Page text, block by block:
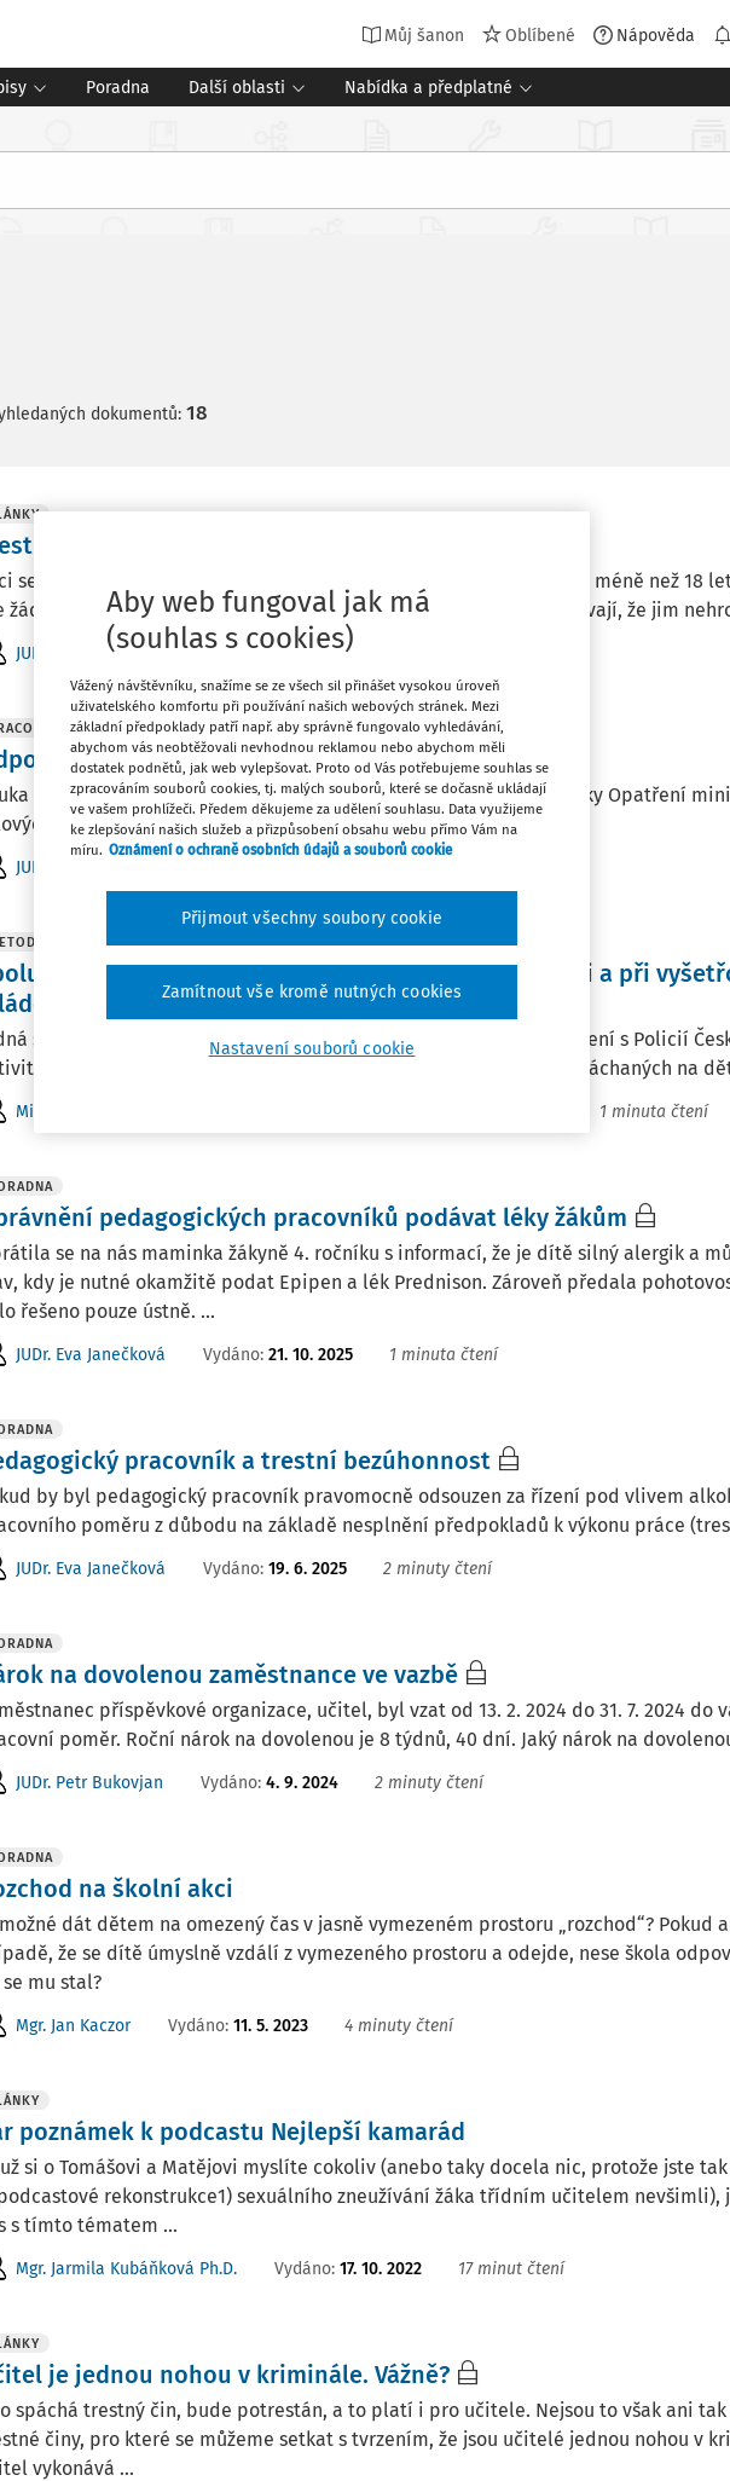
Můj šanon Oblíbené Nápověda
Poradna Další oblasti Nabídka a předplatné
dokumentů: 18
odpovědnost žáků
se často domnívají, že v případě, že jim je sice více než 15 let, ale méně než 18
žádný větší trest jim nehrozí. Žáci mladší 15 let se dokonce domnívají, že jim
JUDr. Eva Janečková Vydáno:22. 4. 2026
SITUACE
školy při výuce plavání
plavání je ve školách povinná s účinností od 1. září 2017, a to díky Opatření
ze dne 5. května 2017, č. j. MSMT-7019/2017.
JUDr. Eva Janečková
POKYNY
škol a školských zařízení s PČR při prevenci a při
a kriminality páchané na dětech a mládeži
se o metodické doporučení ke spolupráci škol a školských zařízení s Policií
a při vyšetřování protiprávních činů dětí a trestných činů páchaných na
Ministerstvo školství, mládeže a tělovýchovy ČR 1 minuta čtení
pedagogických pracovníků podávat léky žákům
se na nás maminka žákyně 4. ročníku s informací, že je dítě silný alergik a
kdy je nutné okamžitě podat Epipen a lék Prednison. Zároveň předala
řešeno pouze ústně. ...
JUDr. Eva Janečková Vydáno: 21. 10. 2025 1 minuta čtení
pracovník a trestní bezúhonnost
by byl pedagogický pracovník pravomocně odsouzen za řízení pod vlivem
poměru z důbodu na základě nesplnění předpokladů k výkonu práce
JUDr. Eva Janečková Vydáno: 19. 6. 2025 2 minuty čtení
na dovolenou zaměstnance ve vazbě
příspěvkové organizace, učitel, byl vzat od 13. 2. 2024 do 31. 7. 2024 do
poměr. Roční nárok na dovolenou je 8 týdnů, 40 dní. Jaký nárok na
JUDr. Petr Bukovjan Vydáno: 4. 9. 2024 2 minuty čtení
na školní akci
dát dětem na omezený čas v jasně vymezeném prostoru „rozchod“? Pokud
že se dítě úmyslně vzdálí z vymezeného prostoru a odejde, nese škola
mu stal?
Mgr. Jan Kaczor Vydáno: 11. 5. 2023 4 minuty čtení
poznámek k podcastu Nejlepší kamarád
si o Tomášovi a Matějovi myslíte cokoliv (anebo taky docela nic, protože jste
rekonstrukce1) sexuálního zneužívání žáka třídním učitelem nevšimli),
s tímto tématem ...
Mgr. Jarmila Kubáňková Ph.D. Vydáno: 17. 10. 2022 17 minut čtení
je jednou nohou v kriminále. Vážně?
spáchá trestný čin, bude potrestán, a to platí i pro učitele. Nejsou to však ani
činy, pro které se můžeme setkat s tvrzením, že jsou učitelé jednou nohou v
vykonává ...
Aby web fungoval jak má
(souhlas s cookies)
Vážený návštěvníku, snažíme se ze všech sil přinášet vysokou úroveň
uživatelského komfortu při používání našich webových stránek. Mezi
základní předpoklady patří např. aby správně fungovalo vyhledávání,
abychom vás neobtěžovali nevhodnou reklamou nebo abychom měli
dostatek podnětů, jak web vylepšovat. Proto od Vás potřebujeme souhlas se
zpracováním souborů cookies, tj. malých souborů, které se dočasně ukládají
ve vašem prohlížeči. Předem děkujeme za udělení souhlasu. Data využijeme
ke zlepšování našich služeb a přizpůsobení obsahu webu přímo Vám na
míru. Oznámení o ochraně osobních údajů a souborů cookie
Nastavení souborů cookie
Zamítnout vše kromě nutných cookies
Přijmout všechny soubory cookie